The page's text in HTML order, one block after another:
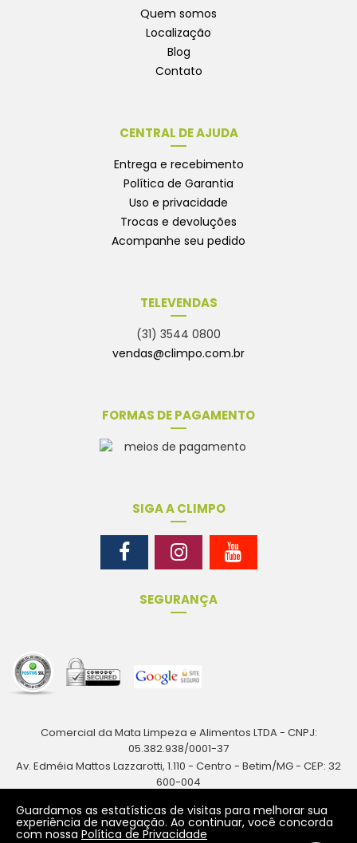
Quem somos
Localização
Blog
Contato
CENTRAL DE AJUDA
Entrega e recebimento
Política de Garantia
Uso e privacidade
Trocas e devoluções
Acompanhe seu pedido
TELEVENDAS
(31) 3544 0800
vendas@climpo.com.br
FORMAS DE PAGAMENTO
SIGA A CLIMPO
SEGURANÇA
Guardamos as estatísticas de visitas para melhorar sua
experiência de navegação. Ao continuar, você concorda
com nossa Política de Privacidade
Comercial da Mata Limpeza e Alimentos LTDA - CNPJ:
05.382.938/0001-37
Av. Edméia Mattos Lazzarotti, 1.110 - Centro - Betim/MG - CEP: 32
600-004
600-024